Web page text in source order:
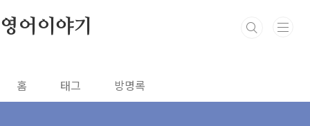
영어이야기
홈 태그 방명록